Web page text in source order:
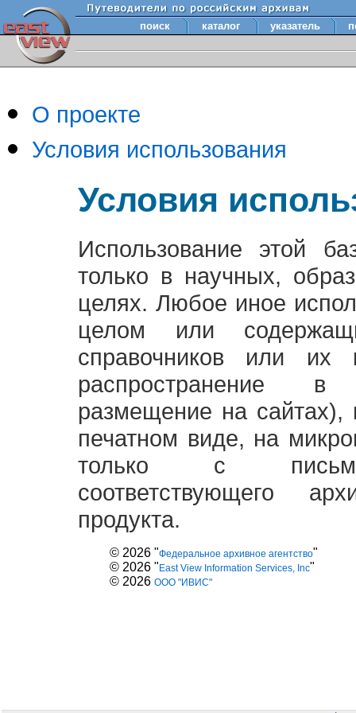
поиск каталог указатель
О проекте
Условия использования
Условия
Использование этой
только в научных,
целях. Любое иное
целом или
справочников или их
распространение
размещение на
печатном виде, на
только с
соответствующего
продукта.
© 2026 "Федеральное архивное агентство"
© 2026 " East View Information Services, Inc"
© 2026 ООО "ИВИС"